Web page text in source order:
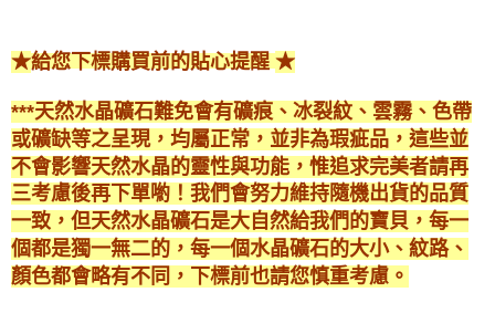
★給您下標購買前的貼心提醒 ★
***天然水晶礦石難免會有礦痕、冰裂紋、雲霧、色帶
或礦缺等之呈現，均屬正常，並非為瑕疵品，這些並
不會影響天然水晶的靈性與功能，惟追求完美者請再
三考慮後再下單喲！我們會努力維持隨機出貨的品質
一致，但天然水晶礦石是大自然給我們的寶貝，每一
個都是獨一無二的，每一個水晶礦石的大小、紋路、
顏色都會略有不同，下標前也請您慎重考慮。